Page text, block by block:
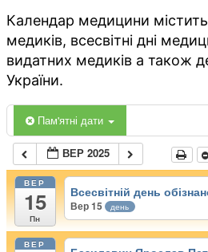
Календар медицини містить
медиків, всесвітні дні
видатних медиків а також
України.
Пам'ятні дати
ВЕР 2025
ВЕР
15
Пн
Всесвітній день
Вер 15 день
ВЕР